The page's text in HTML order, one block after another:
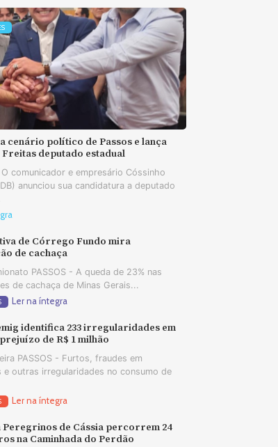
cenário político de Passos e lança
Freitas deputado estadual
O comunicador e empresário Cóssinho
anunciou sua candidatura a deputado
de Córrego Fundo mira
de cachaça
PASSOS - A queda de 23% nas
de cachaça de Minas Gerais...
Ler na íntegra
identifica 233 irregularidades em
de R$ 1 milhão
PASSOS - Furtos, fraudes em
e outras irregularidades no consumo de
Ler na íntegra
Peregrinos de Cássia percorrem 24
na Caminhada do Perdão